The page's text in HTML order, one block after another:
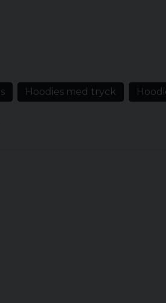
både vardag och streetwear.
Hoodies med tryck